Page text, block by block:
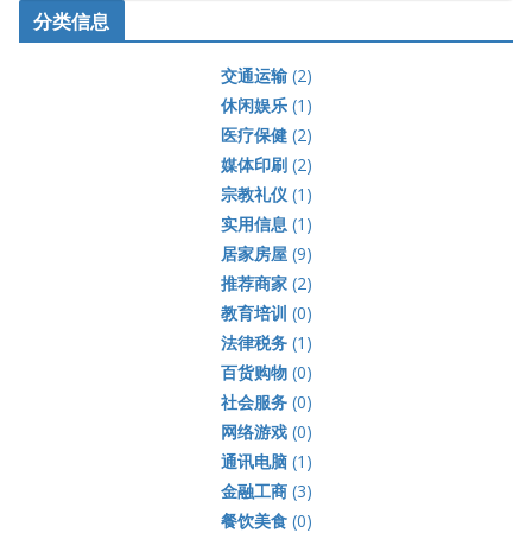
分类信息
交通运输(2)
休闲娱乐(1)
医疗保健(2)
媒体印刷(2)
宗教礼仪(1)
实用信息 (1)
居家房屋(9)
推荐商家(2)
教育培训 (0)
法律税务(1)
百货购物(0)
社会服务(0)
网络游戏(0)
通讯电脑(1)
金融工商(3)
餐饮美食(0)